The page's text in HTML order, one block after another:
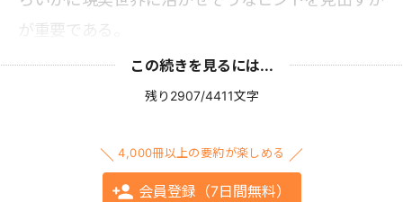
が重要である。
この続きを見るには...
残り2907/4411文字
4,000冊以上の要約が楽しめる
会員登録（7日間無料）